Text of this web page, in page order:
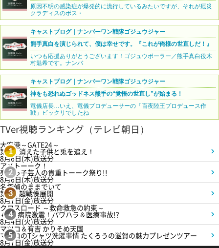
原因不明の感染症が爆発的に流行しているみたいですが、それが厄災
クラディスのボス・
キャストブログ｜ナンバーワン戦隊ゴジュウジャー
熊手真白を演じられて、僕は幸せです。『これが俺様の世直しだ！』
いつも応援ありがとうございます！ゴジュウポーラー／熊手真白役木
村魁希です。ナンバ
キャストブログ｜ナンバーワン戦隊ゴジュウジャー
神をも恐れぬゴッドネス熊手の“覚悟の世直し”が始まる！
竜儀店長…いえ、竜儀プロデューサーの「百夜陸王プロデュース作
戦」ビックリでしたね
TVer視聴ランキング（テレビ朝日）
1
大空港～GATE24～
第3話 消えた子供と兎を追え！
8月6日(木)放送分
2
アメトーーク！
売れっ子芸人の貴重トーーク祭り!!
8月6日(木)放送分
3
名探偵のままでいて
第4話 超戦慄展開
8月7日(金)放送分
4
クロスロード ～救命救急の約束～
＃5 病院激震！パワハラ＆医療事故!?
8月4日(火)放送分
5
マツコ＆有吉 かりそめ天国
マツコのTシャツ洗濯事情 たくろうの滋賀の魅力プレゼンツアー
8月7日(金)放送分